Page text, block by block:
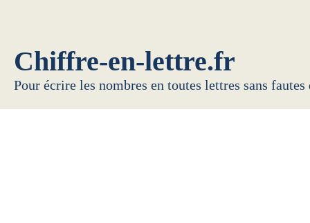
Chiffre-en-lettre.fr
Pour écrire les nombres en toutes lettres sans